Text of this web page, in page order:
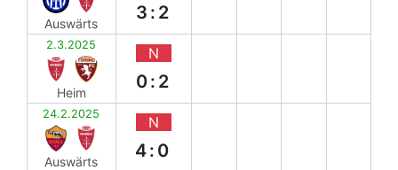
Auswärts
3:2
2.3.2025
Heim
N
0:2
24.2.2025
Auswärts
N
4:0